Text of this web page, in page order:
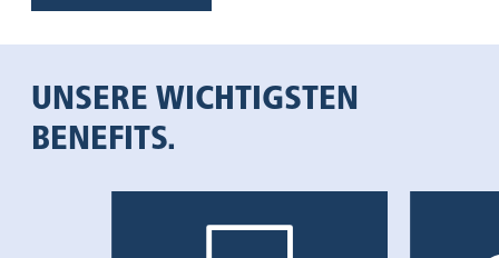
UNSERE WICHTIGSTEN
BENEFITS.